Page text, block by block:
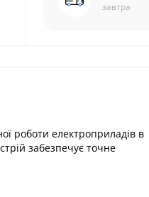
завтра
роботи електроприладів в
забезпечує точне